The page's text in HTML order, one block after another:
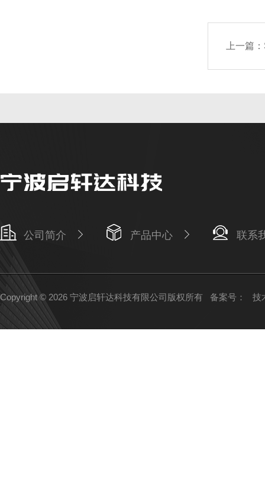
上一篇：
公司简介 产品中心 联系
Copyright © 2026 宁波启轩达科技有限公司版权所有 备案号： 技